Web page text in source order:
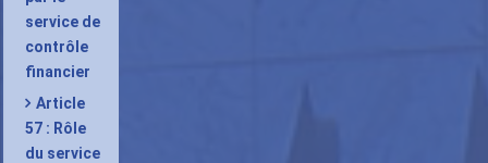
service de
contrôle
financier
Article
57 : Rôle
du service